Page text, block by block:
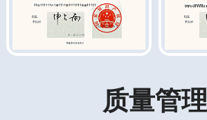
质量管理